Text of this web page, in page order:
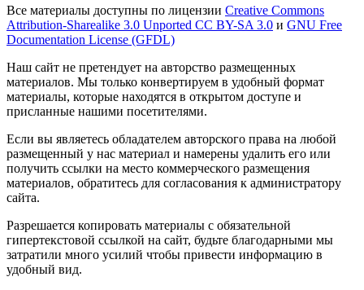
Все материалы доступны по лицензии Creative Commons
Attribution-Sharealike 3.0 Unported CC BY-SA 3.0 и GNU Free
Documentation License (GFDL)
Наш сайт не претендует на авторство размещенных
материалов. Мы только конвертируем в удобный формат
материалы, которые находятся в открытом доступе и
присланные нашими посетителями.
Если вы являетесь обладателем авторского права на любой
размещенный у нас материал и намерены удалить его или
получить ссылки на место коммерческого размещения
материалов, обратитесь для согласования к администратору
сайта.
Разрешается копировать материалы с обязательной
гипертекстовой ссылкой на сайт, будьте благодарными мы
затратили много усилий чтобы привести информацию в
удобный вид.